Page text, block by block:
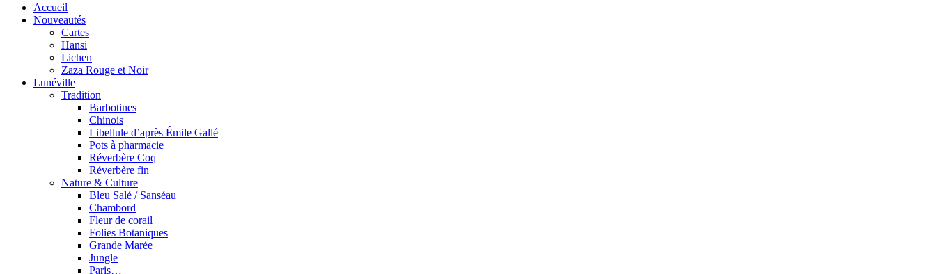
Accueil
Nouveautés
Cartes
Hansi
Lichen
Zaza Rouge et Noir
Lunéville
Tradition
Barbotines
Chinois
Libellule d’après Émile Gallé
Pots à pharmacie
Réverbère Coq
Réverbère fin
Nature & Culture
Bleu Salé / Sanséau
Chambord
Fleur de corail
Folies Botaniques
Grande Marée
Jungle
Paris…